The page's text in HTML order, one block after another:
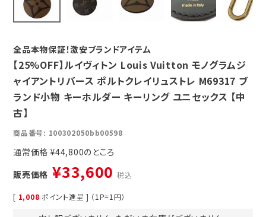
全品本物保証！激安ブランドアイテム
【25%OFF】ルイヴィトン Louis Vuitton モノグラムジ
ャイアントリバース ポルトクレイリュストレ M69317 ブ
ランド小物 キーホルダー キーリング ユニセックス 【中
古】
商品番号 100302050bb00598
通常価格 ¥44,800
販売価格 ¥33,600 税込
[ 1,008 ポイント進呈 ] （1P=1円）